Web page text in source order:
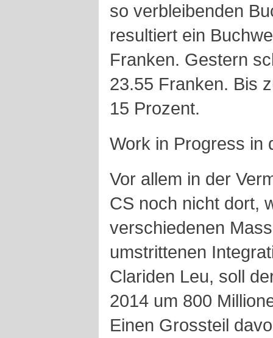
so verbleibenden
resultiert ein
Franken. Gestern
23.55 Franken. Bis
15 Prozent.
Work in Progress in
Vor allem in der
CS noch nicht dort,
verschiedenen
umstrittenen
Clariden Leu, soll
2014 um 800
Einen Grossteil